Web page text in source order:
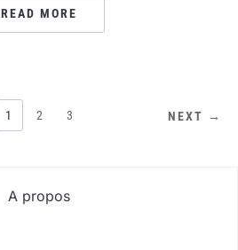
READ MORE
1 2 3 NEXT →
A propos